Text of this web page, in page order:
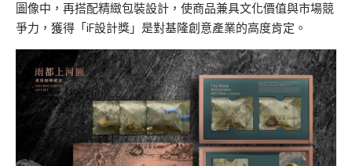
圖像中，再搭配精緻包裝設計，使商品兼具文化價值與市場競
爭力，獲得「iF設計獎」是對基隆創意產業的高度肯定。